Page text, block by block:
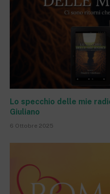
Lo specchio delle mie
Giuliano
6 Ottobre 2025